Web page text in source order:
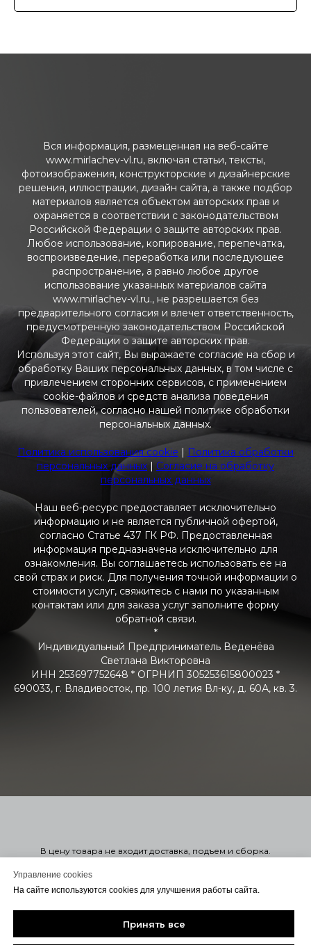
Вся информация, размещенная на веб-сайте
www.mirlachev-vl.ru, включая статьи, тексты,
фотоизображения, конструкторские и дизайнерские
решения, иллюстрации, дизайн сайта, а также подбор
материалов является объектом авторских прав и
охраняется в соответствии с законодательством
Российской Федерации о защите авторских прав.
Любое использование, копирование, перепечатка,
воспроизведение, переработка или последующее
распространение, а равно любое другое
использование указанных материалов сайта
www.mirlachev-vl.ru., не разрешается без
предварительного согласия и влечет ответственность,
предусмотренную законодательством Российской
Федерации о защите авторских прав.
Используя этот сайт, Вы выражаете согласие на сбор и
обработку Ваших персональных данных, в том числе с
привлечением сторонних сервисов, с применением
cookie-файлов и средств анализа поведения
пользователей, согласно нашей политике обработки
персональных данных.
Политика использования cookie | Политика обработки
персональных данных | Согласие на обработку
персональных данных
Наш веб-ресурс предоставляет исключительно
информацию и не является публичной офертой,
согласно Статье 437 ГК РФ. Предоставленная
информация предназначена исключительно для
ознакомления. Вы соглашаетесь использовать ее на
свой страх и риск. Для получения точной информации о
стоимости услуг, свяжитесь с нами по указанным
контактам или для заказа услуг заполните форму
обратной связи.
*
Индивидуальный Предприниматель Веденёва
Светлана Викторовна
ИНН 253697752648 * ОГРНИП 305253615800023 *
690033, г. Владивосток, пр. 100 летия Вл-ку, д. 60А, кв. 3.
Управление cookies
На сайте используются cookies для улучшения работы сайта.
Принять все
В цену товара не входит доставка, подъем и сборка.
категории. Узнать точную стоимость в нужной вам ткани можно
оформив заказ. Оформление заказа на сайте не обязывает
договора с вами свяжется менеджер удобным для вас
способом.